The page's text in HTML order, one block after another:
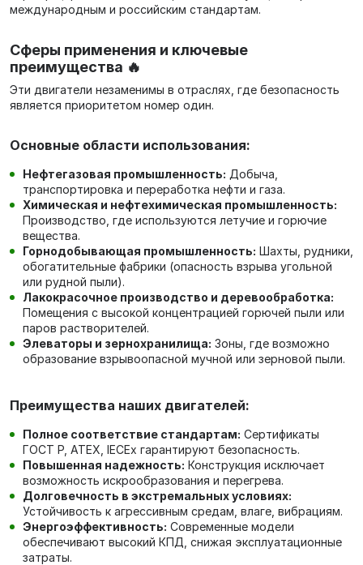
международным и российским стандартам.
Сферы применения и ключевые
преимущества 🔥
Эти двигатели незаменимы в отраслях, где безопасность
является приоритетом номер один.
Основные области использования:
Нефтегазовая промышленность: Добыча,
транспортировка и переработка нефти и газа.
Химическая и нефтехимическая промышленность:
Производство, где используются летучие и горючие
вещества.
Горнодобывающая промышленность: Шахты, рудники,
обогатительные фабрики (опасность взрыва угольной
или рудной пыли).
Лакокрасочное производство и деревообработка:
Помещения с высокой концентрацией горючей пыли или
паров растворителей.
Элеваторы и зернохранилища: Зоны, где возможно
образование взрывоопасной мучной или зерновой пыли.
Преимущества наших двигателей:
Полное соответствие стандартам: Сертификаты
ГОСТ Р, ATEX, IECEx гарантируют безопасность.
Повышенная надежность: Конструкция исключает
возможность искрообразования и перегрева.
Долговечность в экстремальных условиях:
Устойчивость к агрессивным средам, влаге, вибрациям.
Энергоэффективность: Современные модели
обеспечивают высокий КПД, снижая эксплуатационные
затраты.